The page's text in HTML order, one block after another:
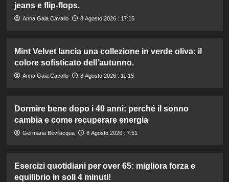
jeans e flip-flops.
Anna Gaia Cavallo 8 Agosto 2026 : 17:15
Mint Velvet lancia una collezione in verde oliva: il
colore sofisticato dell’autunno.
Anna Gaia Cavallo 8 Agosto 2026 : 11:15
Dormire bene dopo i 40 anni: perché il sonno
cambia e come recuperare energia
Germana Bevilacqua 8 Agosto 2026 : 7:51
Esercizi quotidiani per over 65: migliora forza e
equilibrio in soli 4 minuti!